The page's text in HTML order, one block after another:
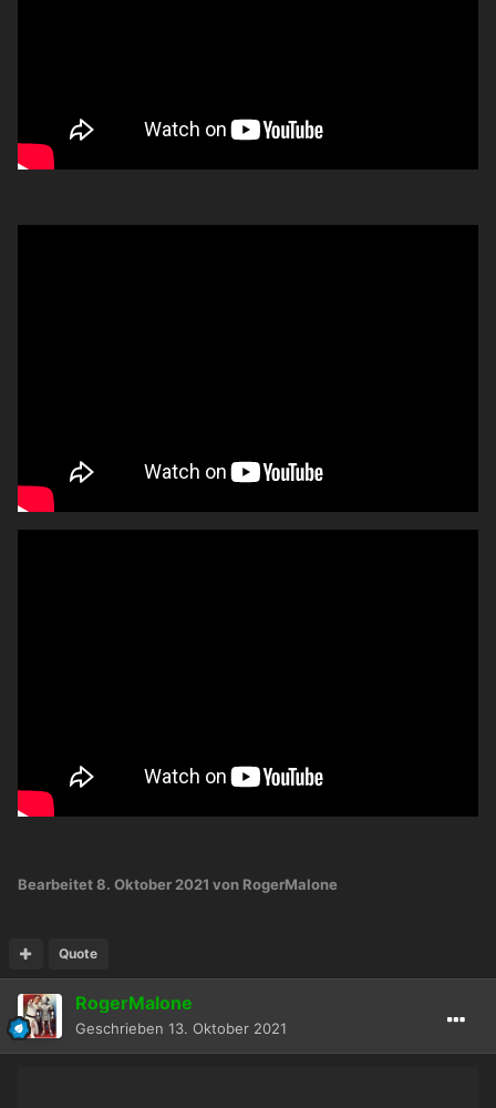
Bearbeitet8. Oktober 2021 von RogerMalone
Quote
RogerMalone
Geschrieben 13. Oktober 2021